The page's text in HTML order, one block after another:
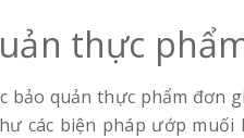
thực
bảo quản thực phẩm đơn
các biện pháp ướp muối